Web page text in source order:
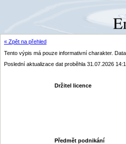
« Zpět na přehled
Tento výpis má pouze informativní charakter.
Poslední aktualizace dat proběhla 31.07.2026
Držitel licence
Předmět podnikání